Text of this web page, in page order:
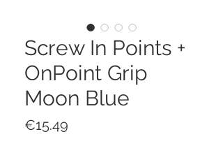
Screw In Points +
OnPoint Grip
Moon Blue
€15.49